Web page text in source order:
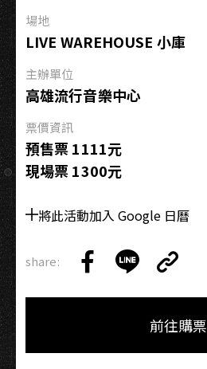
場地
LIVE WAREHOUSE 小庫
主辦單位
高雄流行音樂中心
票價資訊
預售票 1111元
現場票 1300元
將此活動加入 Google 日曆
share:
on
on
Link
Copy
前往購票